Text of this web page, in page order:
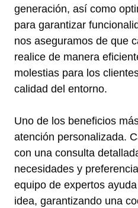
generación, así como
para garantizar
nos aseguramos de que
realice de manera
molestias para los
calidad del entorno.
Uno de los beneficios
atención personalizada.
con una consulta
necesidades y
equipo de expertos
idea, garantizando una